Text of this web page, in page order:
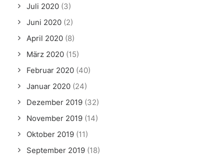
Juli 2020 (3)
Juni 2020 (2)
April 2020 (8)
März 2020 (15)
Februar 2020 (40)
Januar 2020 (24)
Dezember 2019 (32)
November 2019 (14)
Oktober 2019 (11)
September 2019 (18)